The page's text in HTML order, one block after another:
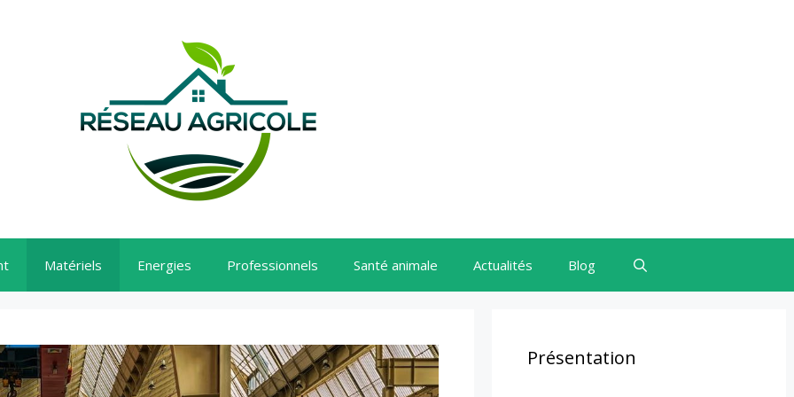
Matériels Energies Professionnels Santé animale Actualités Blog
Présentation